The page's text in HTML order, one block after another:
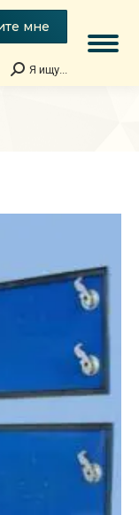
мне
Поиск:
Я ищу...